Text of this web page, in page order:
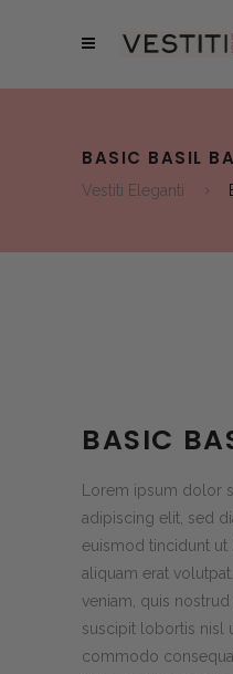
BASIC BASIL
Vestiti Eleganti
BASIC
Lorem ipsum dolor
adipiscing elit, sed
euismod tincidunt
aliquam erat
veniam, quis
suscipit lobortis nisl
commodo